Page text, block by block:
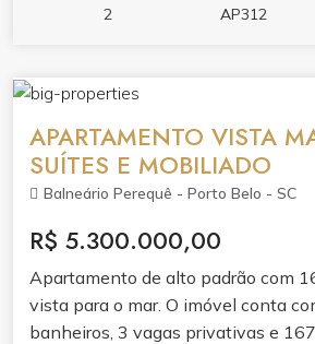
academia, sala de jogos, salão de
2 AP312
APARTAMENTO VISTA
SUÍTES E MOBILIADO
Balneário Perequê - Porto Belo - SC
R$ 5.300.000,00
Apartamento de alto padrão com
vista para o mar. O imóvel conta
banheiros, 3 vagas privativas e